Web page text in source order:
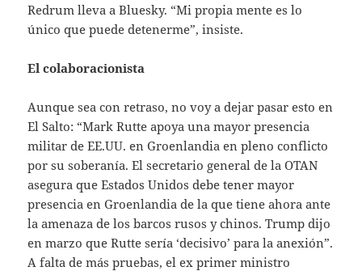
Redrum lleva a Bluesky. “Mi propia mente es lo
único que puede detenerme”, insiste.
El colaboracionista
Aunque sea con retraso, no voy a dejar pasar esto en
El Salto: “Mark Rutte apoya una mayor presencia
militar de EE.UU. en Groenlandia en pleno conflicto
por su soberanía. El secretario general de la OTAN
asegura que Estados Unidos debe tener mayor
presencia en Groenlandia de la que tiene ahora ante
la amenaza de los barcos rusos y chinos. Trump dijo
en marzo que Rutte sería ‘decisivo’ para la anexión”.
A falta de más pruebas, el ex primer ministro